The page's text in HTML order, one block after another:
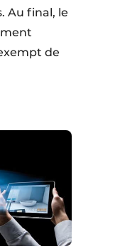
Au final, le
de